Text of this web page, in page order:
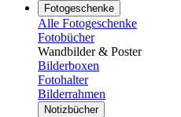
Fotogeschenke
Alle Fotogeschenke
Fotobücher
Wandbilder & Poster
Bilderboxen
Fotohalter
Bilderrahmen
Notizbücher